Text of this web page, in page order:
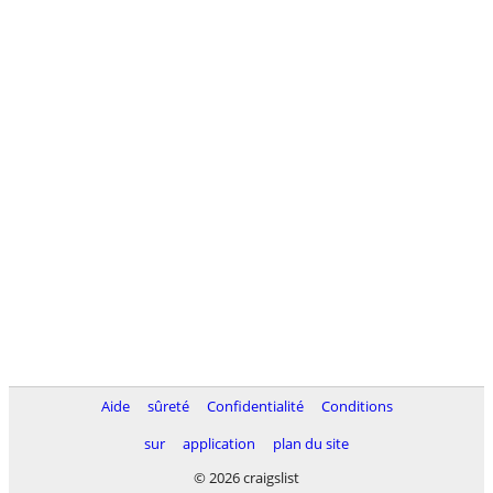
Aide sûreté Confidentialité
Conditions
sur
application
plan du site
© 2026 craigslist